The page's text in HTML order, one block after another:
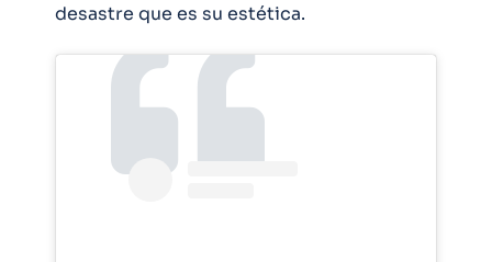
desastre que es su estética.